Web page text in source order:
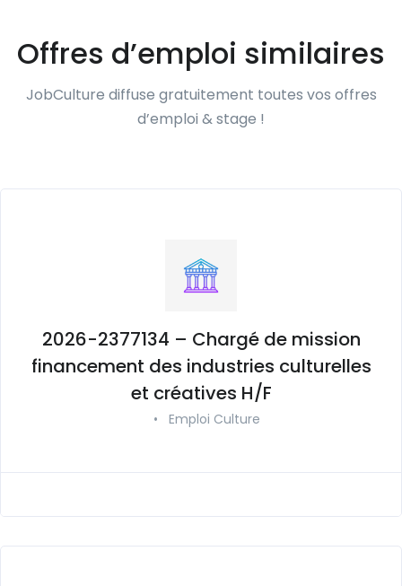
Offres d’emploi similaires
JobCulture diffuse gratuitement toutes vos offres
d’emploi & stage !
2026-2377134 – Chargé de mission
financement des industries culturelles
et créatives H/F
• Emploi Culture